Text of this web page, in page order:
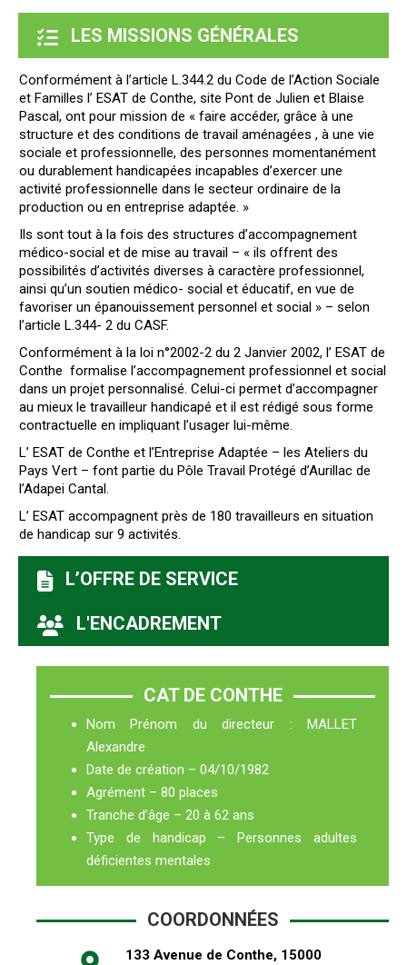
LES MISSIONS GÉNÉRALES
Conformément à l’article L.344.2 du Code de l’Action Sociale
et Familles l’ ESAT de Conthe, site Pont de Julien et Blaise
Pascal, ont pour mission de « faire accéder, grâce à une
structure et des conditions de travail aménagées , à une vie
sociale et professionnelle, des personnes momentanément
ou durablement handicapées incapables d’exercer une
activité professionnelle dans le secteur ordinaire de la
production ou en entreprise adaptée. »
Ils sont tout à la fois des structures d’accompagnement
médico-social et de mise au travail – « ils offrent des
possibilités d’activités diverses à caractère professionnel,
ainsi qu’un soutien médico- social et éducatif, en vue de
favoriser un épanouissement personnel et social » – selon
l’article L.344- 2 du CASF.
Conformément à la loi n°2002-2 du 2 Janvier 2002, l’ ESAT de
Conthe formalise l’accompagnement professionnel et social
dans un projet personnalisé. Celui-ci permet d’accompagner
au mieux le travailleur handicapé et il est rédigé sous forme
contractuelle en impliquant l’usager lui-même.
L’ ESAT de Conthe et l’Entreprise Adaptée – les Ateliers du
Pays Vert – font partie du Pôle Travail Protégé d’Aurillac de
l’Adapei Cantal.
L’ ESAT accompagnent près de 180 travailleurs en situation
de handicap sur 9 activités.
L’OFFRE DE SERVICE
L'ENCADREMENT
CAT DE CONTHE
Nom Prénom du directeur : MALLET
Alexandre
Date de création – 04/10/1982
Agrément – 80 places
Tranche d’âge – 20 à 62 ans
Type de handicap – Personnes adultes
déficientes mentales
COORDONNÉES
133 Avenue de Conthe, 15000